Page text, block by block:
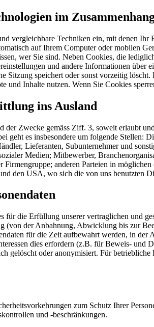
im
vergleichbare Techniken ein, mit denen
auf Ihrem Computer oder mobilen
wer Sie sind. Neben Cookies, die
und andere Informationen
Sitzung speichert oder sonst vorzeitig
und Inhalte nutzen. Wenn Sie Cookies
ins Ausland
Zwecke gemäss Ziff. 3, soweit erlaubt
geht es insbesondere um folgende Stellen:
Lieferanten, Subunternehmer und
Medien; Mitbewerber,
Firmengruppe; anderen Parteien in
den USA, wo sich die von uns benutzten
für die Erfüllung unserer vertraglichen und
(von der Anbahnung, Abwicklung bis zur
für die Zeit aufbewahrt werden, in
dies erfordern (z.B. für Beweis-
gelöscht oder anonymisiert. Für
zum Schutz Ihrer
und -beschränkungen.